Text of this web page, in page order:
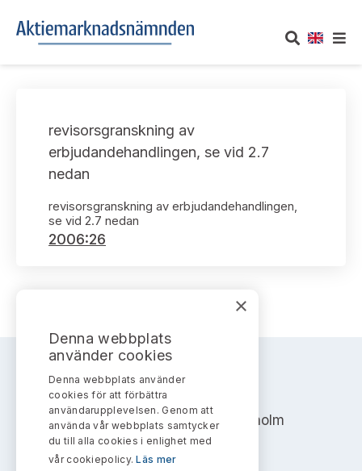
Om oss
Vårt uppdrag
Informationsgivning
Arbetsordning
Ledamöter
Huvudmän
Verksamhetsberättelser
UTTALANDEN
Om nämndens uttalanden
Framställningar och konsultation
Samtliga uttalanden sorterade årsvis
Uttalanden sorterade ämnesvis
Sök uttalanden
Avgifter
Takeover-regler för reglerade marknader och vissa
handelsplattformar
AKTUELLT
Bildarkiv
Kontakt angående ansökningar och uttalanden
revisorsgranskning av
erbjudandehandlingen, se vid 2.7
nedan
revisorsgranskning av erbjudandehandlingen,
se vid 2.7 nedan
2006:26
AKTIEMARKNADSNÄMNDEN
Address: Box 7354, 103 90 Stockholm
info@aktiemarknadsnamnden.se
×
Denna webbplats
använder cookies
Denna webbplats använder
cookies för att förbättra
användarupplevelsen. Genom att
använda vår webbplats samtycker
du till alla cookies i enlighet med
vår cookiepolicy.Läs mer